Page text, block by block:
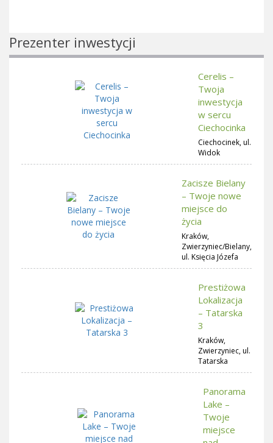
Prezenter inwestycji
Cerelis –
Twoja
inwestycja
w sercu
Ciechocinka
Ciechocinek, ul.
Widok
Zacisze Bielany
– Twoje nowe
miejsce do
życia
Kraków,
Zwierzyniec/Bielany,
ul. Księcia Józefa
Prestiżowa
Lokalizacja
– Tatarska
3
Kraków,
Zwierzyniec, ul.
Tatarska
Panorama
Lake –
Twoje
miejsce